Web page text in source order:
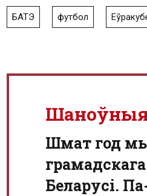
БАТЭ футбол
Шмат год мы
Беларусі.